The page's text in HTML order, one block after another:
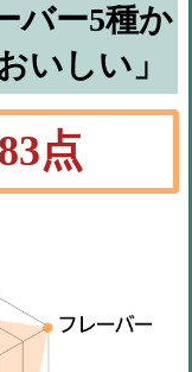
バー5種か
いしい」
83点